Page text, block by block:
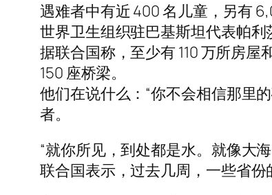
遇难者中有近 400 名儿童，另有
世界卫生组织驻巴基斯坦代表帕利
据联合国称，至少有 110 万所房
150 座桥梁。
他们在说什么：“你不会相信那里
者。
“就你所见，到处都是水。就像大
联合国表示，过去几周，一些省份